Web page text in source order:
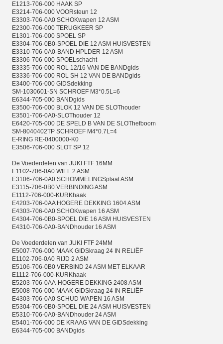
E1213-706-000 HAAK SP
E3214-706-000 VOORsteun 12
E3303-706-0A0 SCHOKwapen 12 ASM
E2300-706-000 TERUGKEER SP
E1301-706-000 SPOEL SP
E3304-706-0B0-SPOEL DIE 12 ASM HUISVESTEN
E3310-706-0A0-BAND HPLDER 12 ASM
E3306-706-000 SPOELschacht
E3335-706-000 ROL 12/16 VAN DE BANDgids
E3336-706-000 ROL SH 12 VAN DE BANDgids
E3400-706-000 GIDSdekking
SM-1030601-SN SCHROEF M3*0.5L=6
E6344-705-000 BANDgids
E3500-706-000 BLOK 12 VAN DE SLOThouder
E3501-706-0A0-SLOThouder 12
E6420-705-000 DE SPELD B VAN DE SLOThefboom
SM-8040402TP SCHROEF M4*0.7L=4
E-RING RE-0400000-K0
E3506-706-000 SLOT SP 12
De Voederdelen van JUKI FTF 16MM
E1102-706-0A0 WIEL 2 ASM
E3106-706-0A0 SCHOMMELINGSplaat ASM
E3115-706-0B0 VERBINDING ASM
E1112-706-000-KURKhaak
E4203-706-0AA HOGERE DEKKING 1604 ASM
E4303-706-0A0 SCHOKwapen 16 ASM
E4304-706-0B0-SPOEL DIE 16 ASM HUISVESTEN
E4310-706-0A0-BANDhouder 16 ASM
De Voederdelen van JUKI FTF 24MM
E5007-706-000 MAAK GIDSkraag 24 IN RELIËF
E1102-706-0A0 RIJD 2 ASM
E5106-706-0B0 VERBIND 24 ASM MET ELKAAR
E1112-706-000-KURKhaak
E5203-706-0AA-HOGERE DEKKING 2408 ASM
E5008-706-000 MAAK GIDSkraag 24 IN RELIËF
E4303-706-0A0 SCHUD WAPEN 16 ASM
E5304-706-0B0-SPOEL DIE 24 ASM HUISVESTEN
E5310-706-0A0-BANDhouder 24 ASM
E5401-706-000 DE KRAAG VAN DE GIDSdekking
E6344-705-000 BANDgids